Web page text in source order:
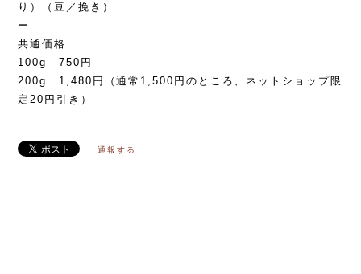
り）（豆／挽き）
ー
共通価格
100g 750円
200g 1,480円（通常1,500円のところ、ネットショップ限
定20円引き）
通報する